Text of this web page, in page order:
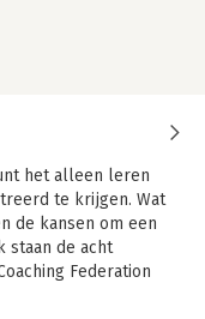
het alleen leren
te krijgen. Wat
de kansen om een
staan de acht
Federation